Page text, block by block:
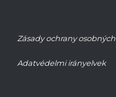
Zásady ochrany
Adatvédelmi irányelvek